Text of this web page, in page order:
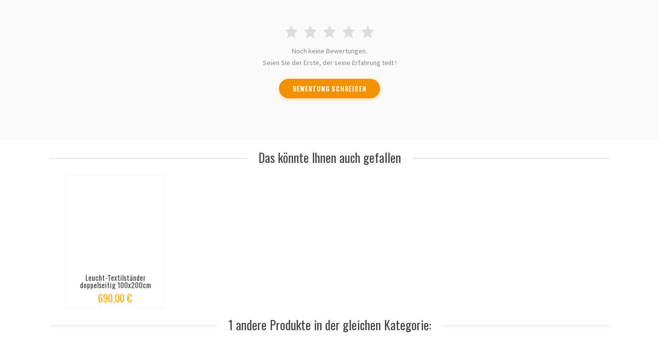
Noch keine Bewertungen.
Seien Sie der Erste, der seine Erfahrung teilt !
BEWERTUNG SCHREIBEN
Das könnte Ihnen auch gefallen
Leucht-Textilständer
doppelseitig 100x200cm
690,00 €
1 andere Produkte in der gleichen Kategorie: